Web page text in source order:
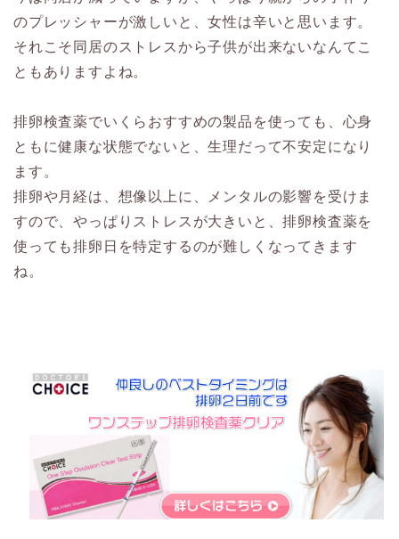
のプレッシャーが激しいと、女性は辛いと思います。
それこそ同居のストレスから子供が出来ないなんてこ
ともありますよね。
排卵検査薬でいくらおすすめの製品を使っても、心身
ともに健康な状態でないと、生理だって不安定になり
ます。
排卵や月経は、想像以上に、メンタルの影響を受けま
すので、やっぱりストレスが大きいと、排卵検査薬を
使っても排卵日を特定するのが難しくなってきます
ね。